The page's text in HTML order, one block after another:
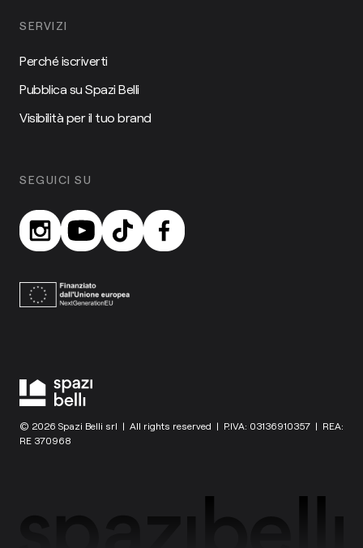
SERVIZI
Perché iscriverti
Pubblica su Spazi Belli
Visibilità per il tuo brand
SEGUICI SU
© 2026 Spazi Belli srl | All rights reserved | P.IVA: 03136910357 | REA:
RE 370968